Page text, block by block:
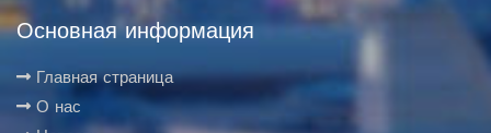
Основная информация
Главная страница
О нас